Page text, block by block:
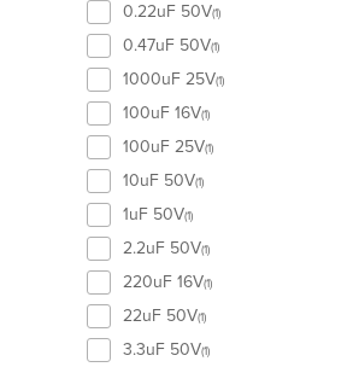
0.22uF 50V(1)
0.47uF 50V(1)
1000uF 25V(1)
100uF 16V(1)
100uF 25V(1)
10uF 50V(1)
1uF 50V(1)
2.2uF 50V(1)
220uF 16V(1)
22uF 50V(1)
3.3uF 50V(1)